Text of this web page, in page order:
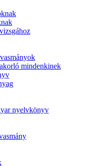
mindenkinek
nyelvkönyv